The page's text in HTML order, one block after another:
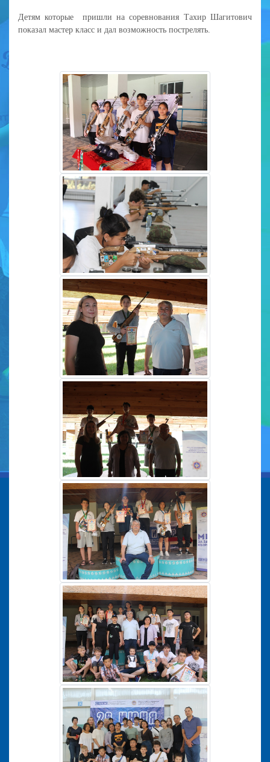
Детям которые пришли на соревнования Тахир Шагитович
показал мастер класс и дал возможность пострелять.